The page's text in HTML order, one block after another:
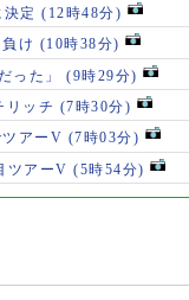
定 (12時48分)
け (10時38分)
った」 (9時29分)
リッチ (7時30分)
アーV (7時03分)
ツアーV (5時54分)